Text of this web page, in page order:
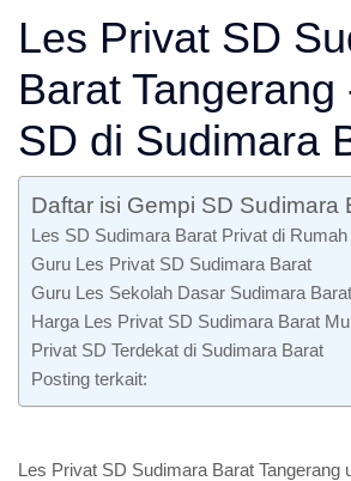
Les Privat SD
Barat Tangerang
SD di Sudimara
Daftar isi Gempi SD Sudimara
Les SD Sudimara Barat Privat di Rumah
Guru Les Privat SD Sudimara Barat
Guru Les Sekolah Dasar Sudimara
Harga Les Privat SD Sudimara Barat
Privat SD Terdekat di Sudimara Barat
Posting terkait:
Les Privat SD Sudimara Barat Tangerang